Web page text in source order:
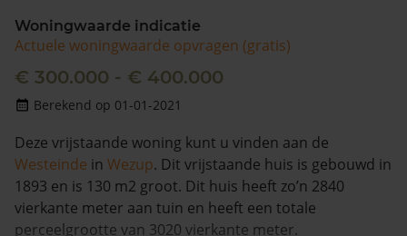
Woningwaarde indicatie
Actuele woningwaarde opvragen (gratis)
€ 300.000 - € 400.000
Berekend op 01-01-2021
Deze vrijstaande woning kunt u vinden aan de
Westeinde in Wezup. Dit vrijstaande huis is gebouwd in
1893 en is 130 m2 groot. Dit huis heeft zo’n 2840
vierkante meter aan tuin en heeft een totale
perceelgrootte van 3020 vierkante meter.